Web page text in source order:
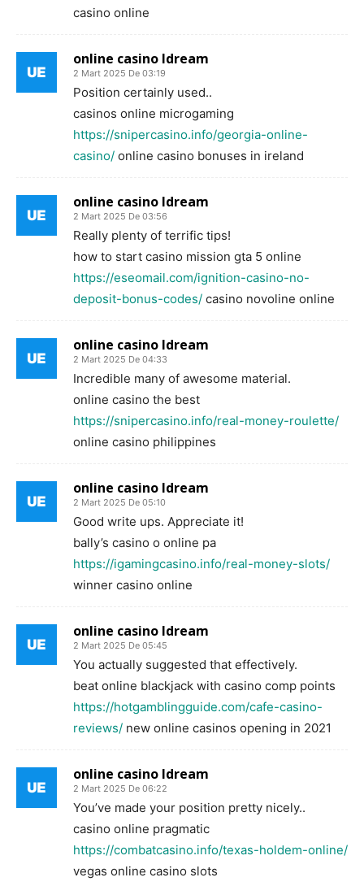
casino online
online casino ldream
2 Mart 2025 De 03:19
Position certainly used..
casinos online microgaming
https://snipercasino.info/georgia-online-
casino/ online casino bonuses in ireland
online casino ldream
2 Mart 2025 De 03:56
Really plenty of terrific tips!
how to start casino mission gta 5 online
https://eseomail.com/ignition-casino-no-
deposit-bonus-codes/ casino novoline online
online casino ldream
2 Mart 2025 De 04:33
Incredible many of awesome material.
online casino the best
https://snipercasino.info/real-money-roulette/
online casino philippines
online casino ldream
2 Mart 2025 De 05:10
Good write ups. Appreciate it!
bally’s casino o online pa
https://igamingcasino.info/real-money-slots/
winner casino online
online casino ldream
2 Mart 2025 De 05:45
You actually suggested that effectively.
beat online blackjack with casino comp points
https://hotgamblingguide.com/cafe-casino-
reviews/ new online casinos opening in 2021
online casino ldream
2 Mart 2025 De 06:22
You’ve made your position pretty nicely..
casino online pragmatic
https://combatcasino.info/texas-holdem-online/
vegas online casino slots